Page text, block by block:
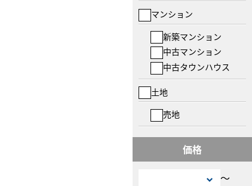
マンション
新築マンション
中古マンション
中古タウンハウス
土地
売地
価格
〜